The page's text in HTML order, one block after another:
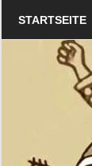
STARTSEITE